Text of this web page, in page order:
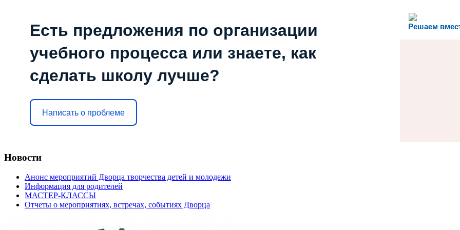
Решаем
Есть предложения по организации
учебного процесса или знаете, как
сделать школу лучше?
Написать о проблеме
Новости
Анонс мероприятий Дворца творчества детей и молодежи
Информация для родителей
МАСТЕР-КЛАССЫ
Отчеты о мероприятиях, встречах, событиях Дворца